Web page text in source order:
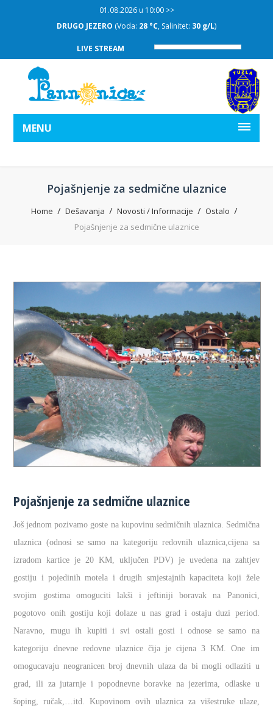
01.08.2026 u 10:00 >>
DRUGO JEZERO (Voda: 28 °C, Salinitet: 30 g/L)
LIVE STREAM
MENU
Pojašnjenje za sedmične ulaznice
Home Dešavanja Novosti / Informacije
Ostalo
Pojašnjenje za sedmične ulaznice
Pojašnjenje za sedmične ulaznice
Još jednom pozivamo goste na kupovinu sedmičnih ulaznica. Sedmična
ulaznica (odnosi se samo na kategoriju redovnih ulaznica,cijena sa
izradom kartice je 20 KM, uključen PDV) je uvedena na zahtjev
gostiju i pojedinih motela i drugih smjestajnih kapaciteta koji žele
svojim gostima omoguciti lakši i jeftiniji boravak na Panonici,
pogotovo onih gostiju koji dolaze u nas grad i ostaju duzi period.
Naravno, mugu ih kupiti i svi ostali gosti i odnose se samo na
kategoriju dnevne redovne ulaznice čija je cijena 3 KM. One im
omogucavaju neogranicen broj dnevnih ulaza da bi mogli odlaziti u
grad, ili za jutarnje i popodnevne boravke na jezerima, odlaske u
šoping, ručak,…itd. Kupovinom ovih ulaznica za višestruke ulaze,